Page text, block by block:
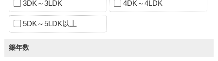
3DK～3LDK 4DK～4LDK
5DK～5LDK以上
築年数